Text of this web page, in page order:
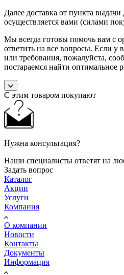
Далее доставка от пункта выдачи
осуществляется вами (силами
Мы всегда готовы помочь вам с
ответить на все вопросы. Если у
или требования, пожалуйста,
постараемся найти оптимальное
С этим товаром покупают
Нужна консультация?
Наши специалисты ответят на
Задать вопрос
Каталог
Акции
Услуги
Компания
О компании
Новости
Контакты
Документы
Информация